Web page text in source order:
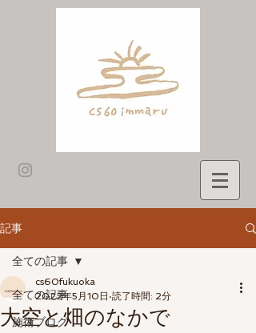
記事
全ての記事
施術ブログ
全ての記事
大空と畑のなかで
cs60fukuoka
2022年5月10日 読了時間: 2分